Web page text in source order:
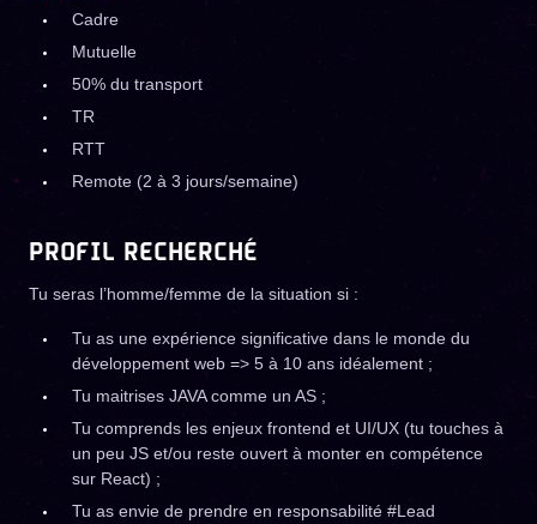
Cadre
Mutuelle
50% du transport
TR
RTT
Remote (2 à 3 jours/semaine)
PROFIL RECHERCHÉ
Tu seras l’homme/femme de la situation si :
Tu as une expérience significative dans le monde du
développement web => 5 à 10 ans idéalement ;
Tu maitrises JAVA comme un AS ;
Tu comprends les enjeux frontend et UI/UX (tu touches à
un peu JS et/ou reste ouvert à monter en compétence
sur React) ;
Tu as envie de prendre en responsabilité #Lead